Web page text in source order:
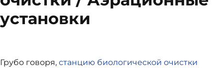
установки
Грубо говоря, станцию биологической очистки